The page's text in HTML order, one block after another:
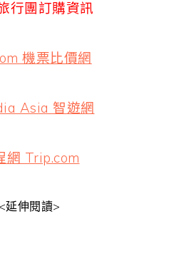
行團訂購資訊
機票比價網
Asia 智遊網
網 Trip.com
<延伸閱讀>